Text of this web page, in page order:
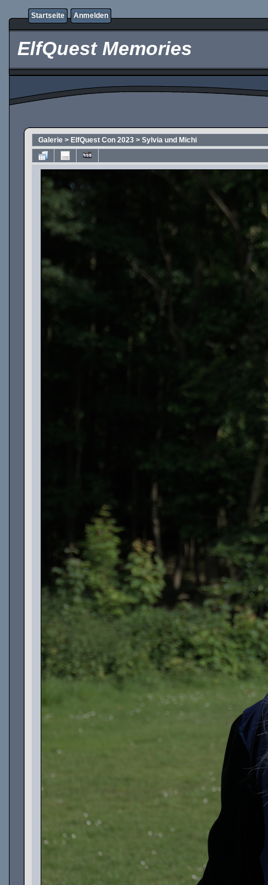
Startseite Anmelden
ElfQuest Memories
Galerie > ElfQuest Con 2023 > Sylvia und Michi